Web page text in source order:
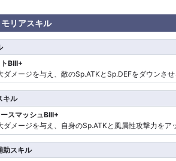
リアスキル
BIII+
メージを与え、敵のSp.ATKとSp.DEFをダウンさせ
キル
スマッシュBIII+
ダメージを与え、自身のSp.ATKと風属性攻撃力をア
助スキル